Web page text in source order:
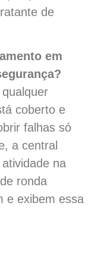
de
em
coberto e
falhas só
a central
na
ronda
e exibem essa